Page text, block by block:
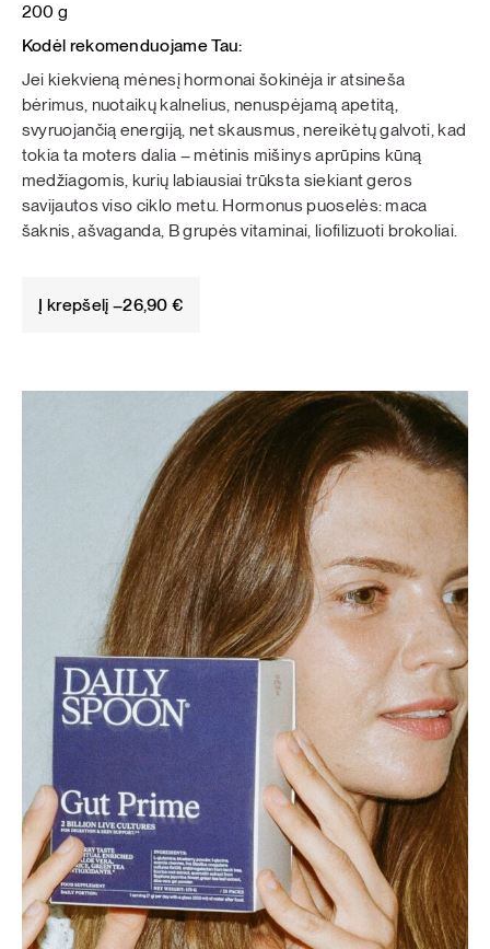
200 g
Kodėl rekomenduojame Tau:
Jei kiekvieną mėnesį hormonai šokinėja ir atsineša
bėrimus, nuotaikų kalnelius, nenuspėjamą apetitą,
svyruojančią energiją, net skausmus, nereikėtų galvoti, kad
tokia ta moters dalia – mėtinis mišinys aprūpins kūną
medžiagomis, kurių labiausiai trūksta siekiant geros
savijautos viso ciklo metu. Hormonus puoselės: maca
šaknis, ašvaganda, B grupės vitaminai, liofilizuoti brokoliai.
Į krepšelį –26,90€